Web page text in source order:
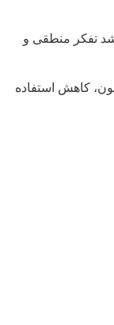
تفکر منطقی و
کاهش استفاده